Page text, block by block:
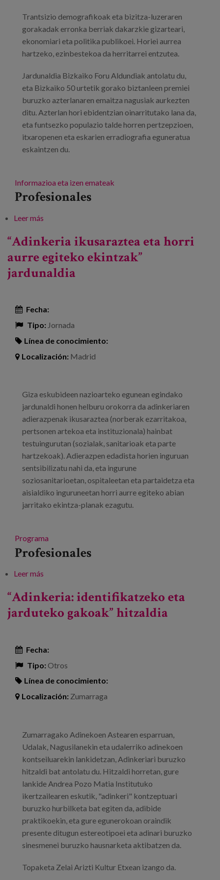
Trantsizio demografikoak eta bizitza-luzeraren
gorakadak erronka berriak dakarzkie gizarteari,
ekonomiari eta politika publikoei. Horiei aurrea
hartzeko, ezinbestekoa da herritarrei entzutea.
Jardunaldia Bizkaiko Foru Aldundiak antolatu du,
eta Bizkaiko 50 urtetik gorako biztanleen premiei
buruzko azterlanaren emaitza nagusiak aurkezten
ditu. Azterlan hori ebidentzian oinarritutako lana da,
eta funtsezko populazio talde horren pertzepzioen,
itxaropenen eta eskarien erradiografia eguneratua
eskaintzen du.
Informazioa eta izen emateak
Profesionales
Leer más
“Adinkeria ikusaraztea eta horri
aurre egiteko ekintzak”
jardunaldia
Fecha:
Tipo: Jornada
Línea de conocimiento:
Localización: Madrid
Giza eskubideen nazioarteko egunean egindako
jardunaldi honen helburu orokorra da adinkeriaren
adierazpenak ikusaraztea (norberak ezarritakoa,
pertsonen artekoa eta instituzionala) hainbat
testuingurutan (sozialak, sanitarioak eta parte
hartzekoak). Adierazpen edadista horien inguruan
sentsibilizatu nahi da, eta ingurune
soziosanitarioetan, ospitaleetan eta partaidetza eta
aisialdiko inguruneetan horri aurre egiteko abian
jarritako ekintza-planak ezagutu.
Programa
Profesionales
Leer más
“Adinkeria: identifikatzeko eta
jarduteko gakoak” hitzaldia
Fecha:
Tipo:Otros
Línea de conocimiento:
Localización: Zumarraga
Zumarragako Adinekoen Astearen esparruan,
Udalak, Nagusilanekin eta udalerriko adinekoen
kontseiluarekin lankidetzan, Adinkeriari buruzko
hitzaldi bat antolatu du. Hitzaldi horretan, gure
lankide Andrea Pozo Matia Institutuko
ikertzailearen eskutik, "adinkeri" kontzeptuari
buruzko hurbilketa bat egiten da, adibide
praktikoekin, eta gure egunerokoan oraindik
presente ditugun estereotipoei eta adinari buruzko
sinesmenei buruzko hausnarketa aktibatzen da.
Topaketa Zelai Arizti Kultur Etxean izango da.